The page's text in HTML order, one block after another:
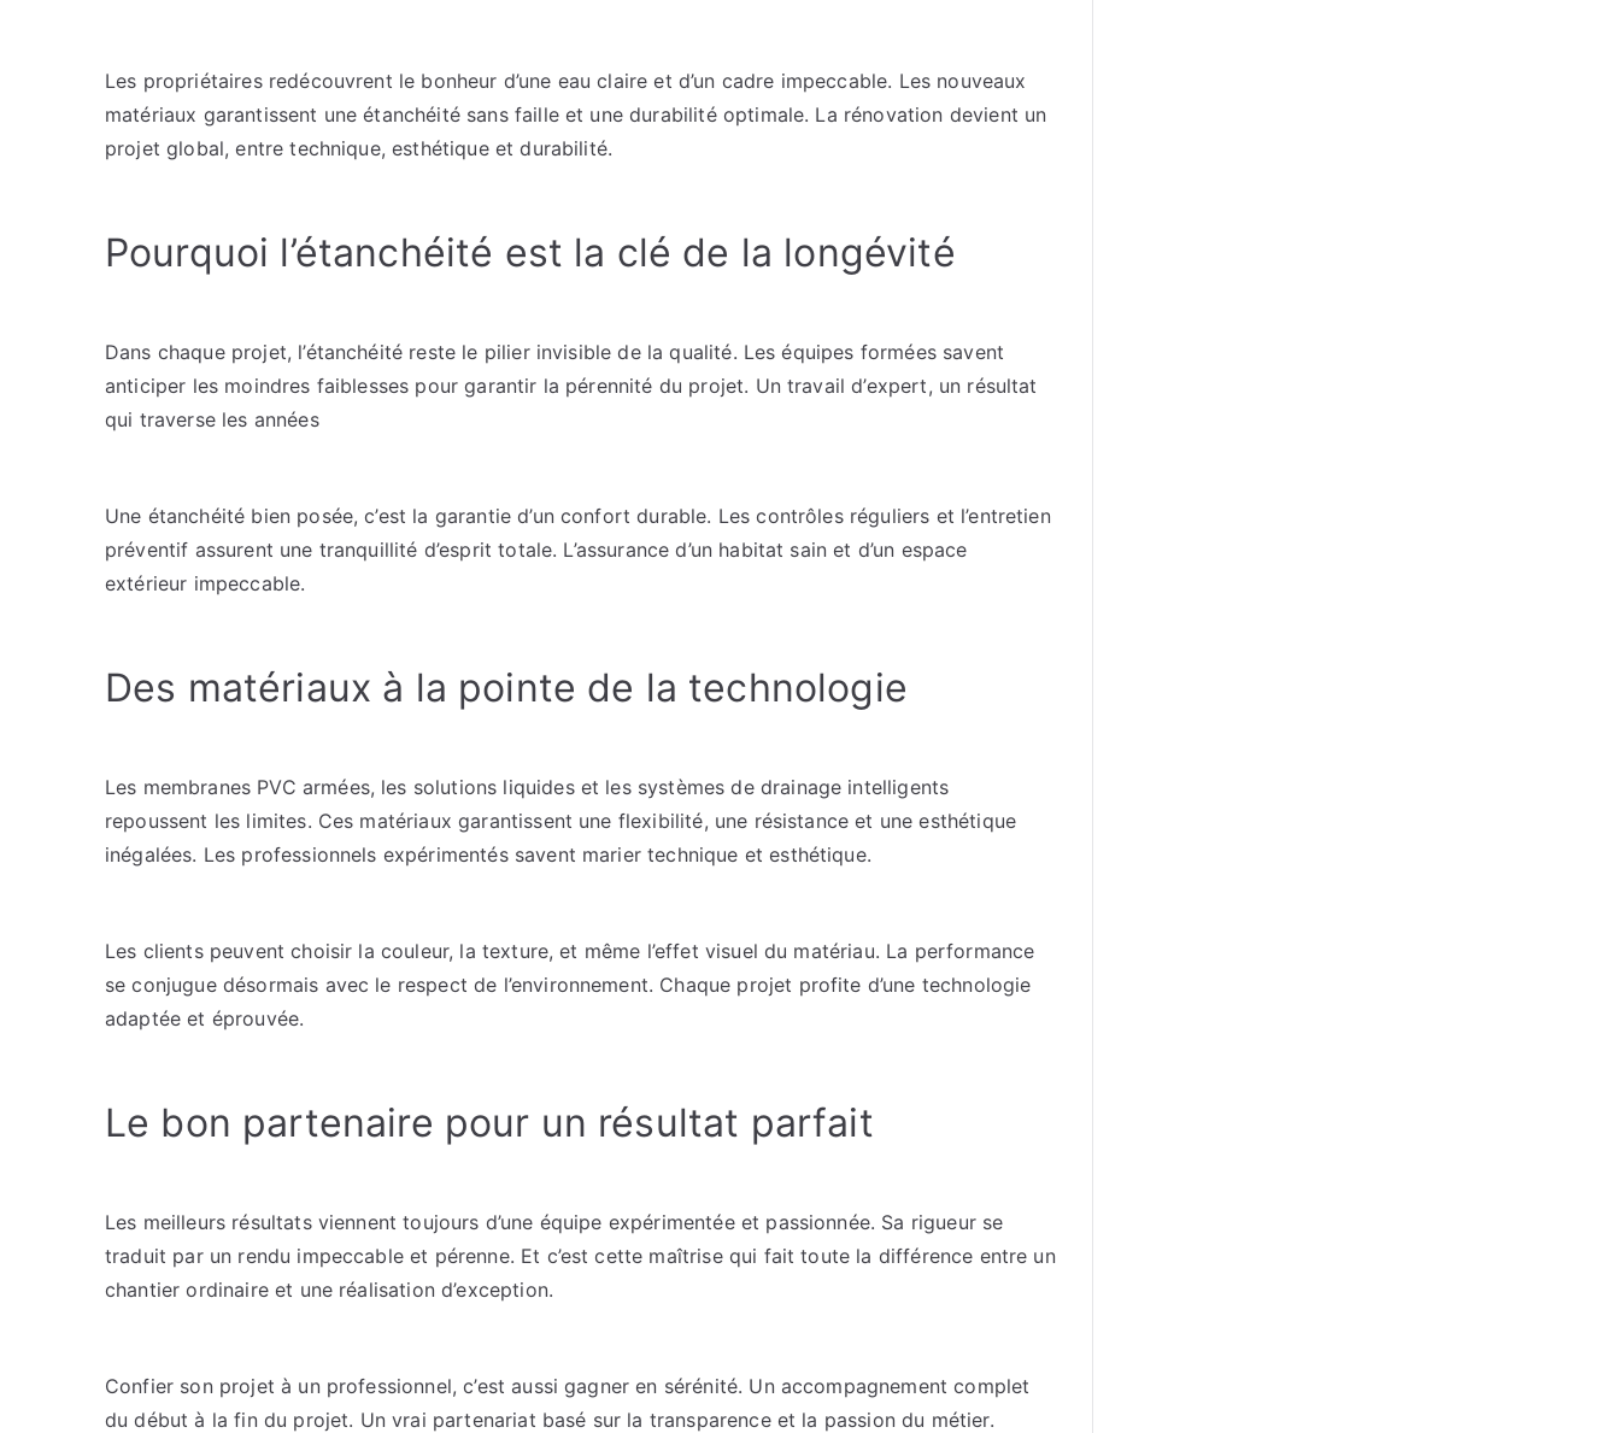
Les propriétaires redécouvrent le bonheur d’une eau claire et d’un cadre impeccable. Les nouveaux
matériaux garantissent une étanchéité sans faille et une durabilité optimale. La rénovation devient un
projet global, entre technique, esthétique et durabilité.
Pourquoi l’étanchéité est la clé de la longévité
Dans chaque projet, l’étanchéité reste le pilier invisible de la qualité. Les équipes formées savent
anticiper les moindres faiblesses pour garantir la pérennité du projet. Un travail d’expert, un résultat
qui traverse les années
Une étanchéité bien posée, c’est la garantie d’un confort durable. Les contrôles réguliers et l’entretien
préventif assurent une tranquillité d’esprit totale. L’assurance d’un habitat sain et d’un espace
extérieur impeccable.
Des matériaux à la pointe de la technologie
Les membranes PVC armées, les solutions liquides et les systèmes de drainage intelligents
repoussent les limites. Ces matériaux garantissent une flexibilité, une résistance et une esthétique
inégalées. Les professionnels expérimentés savent marier technique et esthétique.
Les clients peuvent choisir la couleur, la texture, et même l’effet visuel du matériau. La performance
se conjugue désormais avec le respect de l’environnement. Chaque projet profite d’une technologie
adaptée et éprouvée.
Le bon partenaire pour un résultat parfait
Les meilleurs résultats viennent toujours d’une équipe expérimentée et passionnée. Sa rigueur se
traduit par un rendu impeccable et pérenne. Et c’est cette maîtrise qui fait toute la différence entre un
chantier ordinaire et une réalisation d’exception.
Confier son projet à un professionnel, c’est aussi gagner en sérénité. Un accompagnement complet
du début à la fin du projet. Un vrai partenariat basé sur la transparence et la passion du métier.